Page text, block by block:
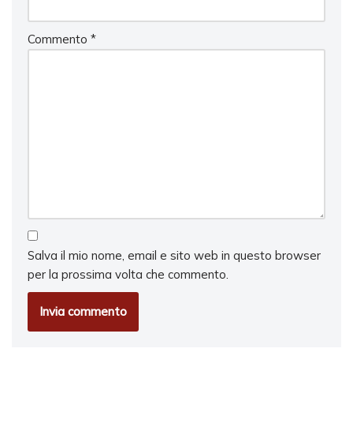
Commento *
Salva il mio nome, email e sito web in questo browser
per la prossima volta che commento.